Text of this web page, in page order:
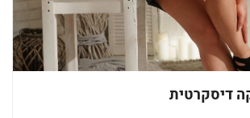
דיסקרטית